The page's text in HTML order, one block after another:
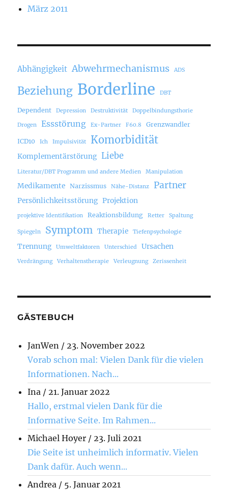
März 2011
Abhängigkeit Abwehrmechanismus ADS
Beziehung Borderline DBT
Dependent Depression Destruktivität Doppelbindungsthorie
Drogen Essstörung Ex-Partner F60.8 Grenzwandler
ICD10 Ich Impulsivität Komorbidität
Komplementärstörung Liebe
Literatur/DBT Programm und andere Medien Manipulation
Medikamente Narzissmus Nähe-Distanz Partner
Persönlichkeitsstörung Projektion
projektive Identifikation Reaktionsbildung Retter Spaltung
Spiegeln Symptom Therapie Tiefenpsychologie
Trennung Umweltfaktoren Unterschied Ursachen
Verdrängung Verhaltenstherapie Verleugnung Zerissenheit
GÄSTEBUCH
JanWen / 23. November 2022
Vorab schon mal: Vielen Dank für die vielen
Informationen. Nach...
Ina / 21. Januar 2022
Hallo, erstmal vielen Dank für die
Informative Seite. Im Rahmen...
Michael Hoyer / 23. Juli 2021
Die Seite ist unheimlich informativ. Vielen
Dank dafür. Auch wenn...
Andrea / 5. Januar 2021